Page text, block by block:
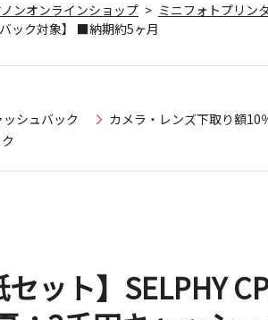
ンオンラインショップ ミニフォトプリン
ック対象】 ■納期約5ヶ月
シュバック
カメラ・レンズ下取り額10
セット】SELPHY